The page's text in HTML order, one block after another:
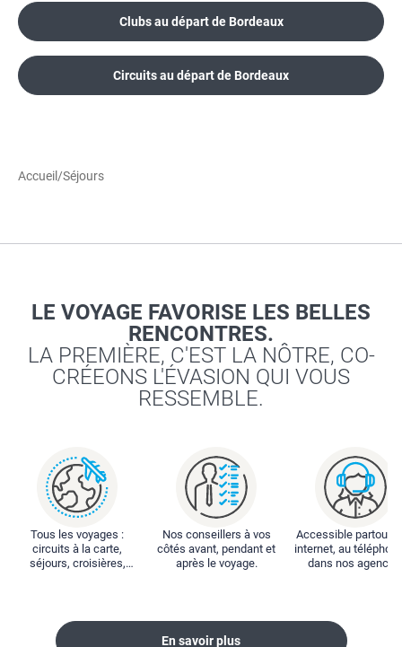
Clubs au départ de Bordeaux
Circuits au départ de Bordeaux
Accueil/Séjours
LE VOYAGE FAVORISE LES BELLES
RENCONTRES.
LA PREMIÈRE, C'EST LA NÔTRE, CO-
CRÉEONS L'ÉVASION QUI VOUS
RESSEMBLE.
Tous les voyages :
circuits à la carte,
séjours, croisières,
Nos conseillers à vos
côtés avant, pendant et
après le voyage.
Accessible partout :
internet, au
dans nos
En savoir plus